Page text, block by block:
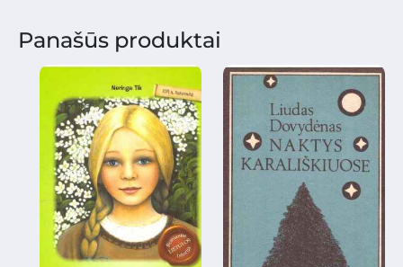
Panašūs produktai